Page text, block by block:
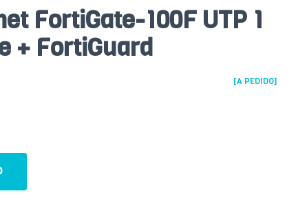
FortiGate-100F UTP 1
+ FortiGuard
[A PEDIDO]